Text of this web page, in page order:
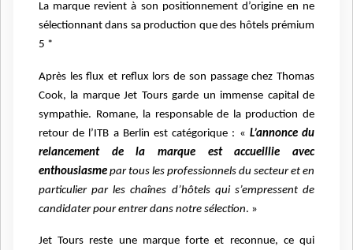
La marque revient à son positionnement d’origine en ne
sélectionnant dans sa production que des hôtels prémium
5 *
Après les flux et reflux lors de son passage chez Thomas
Cook, la marque Jet Tours garde un immense capital de
sympathie. Romane, la responsable de la production de
retour de l’ITB a Berlin est catégorique : « L’annonce du
relancement de la marque est accueillie avec
enthousiasme par tous les professionnels du secteur et en
particulier par les chaînes d’hôtels qui s’empressent de
candidater pour entrer dans notre sélection. »
Jet Tours reste une marque forte et reconnue, ce qui